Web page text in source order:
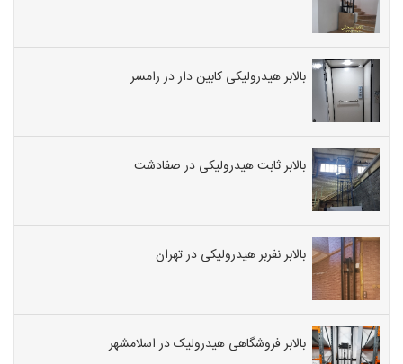
بالابر هیدرولیکی کابین دار در رامسر
بالابر ثابت هیدرولیکی در صفادشت
بالابر نفربر هیدرولیکی در تهران
بالابر فروشگاهی هیدرولیک در اسلامشهر